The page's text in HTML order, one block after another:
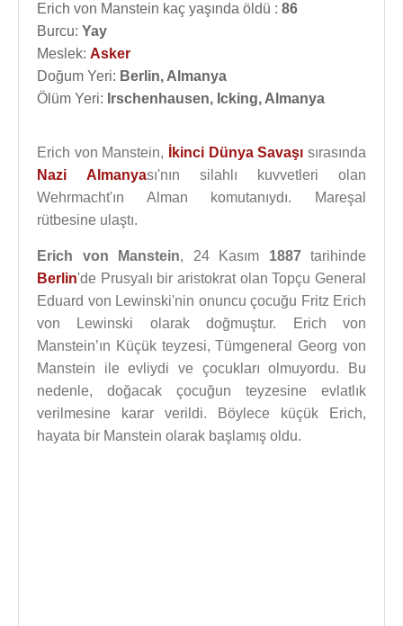
Erich von Manstein kaç yaşında öldü : 86
Burcu: Yay
Meslek: Asker
Doğum Yeri: Berlin, Almanya
Ölüm Yeri: Irschenhausen, Icking, Almanya
Erich von Manstein, İkinci Dünya Savaşı sırasında
Nazi
Almanyası'nın silahlı kuvvetleri olan
Wehrmacht'ın Alman komutanıydı. Mareşal
rütbesine ulaştı.
Erich von Manstein, 24 Kasım 1887tarihinde
Berlin'de Prusyalı bir aristokrat olan Topçu General
Eduard von Lewinski'nin onuncu çocuğu Fritz Erich
von Lewinski olarak doğmuştur. Erich von
Manstein’ın Küçük teyzesi, Tümgeneral Georg von
Manstein ile evliydi ve çocukları olmuyordu. Bu
nedenle, doğacak çocuğun teyzesine evlatlık
verilmesine karar verildi. Böylece küçük Erich,
hayata bir Manstein olarak başlamış oldu.